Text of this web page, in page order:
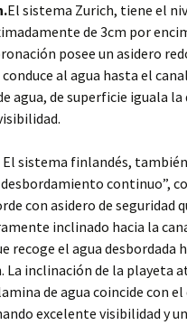
El sistema Zurich, tiene el
de 3cm por
posee un asidero
al agua hasta el
agua, de superficie iguala la
El sistema finlandés,
continuo”,
con asidero de seguridad
inclinado hacia la
recoge el agua desbordada
La inclinación de la playeta
de agua coincide con el
excelente visibilidad y